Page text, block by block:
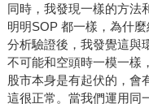
同時，我發現一樣的方法
明明SOP 都一樣，為什
分析驗證後，我發覺這與
不可能和空頭時一模一樣
股市本身是有起伏的，會
這很正常。當我們運用同